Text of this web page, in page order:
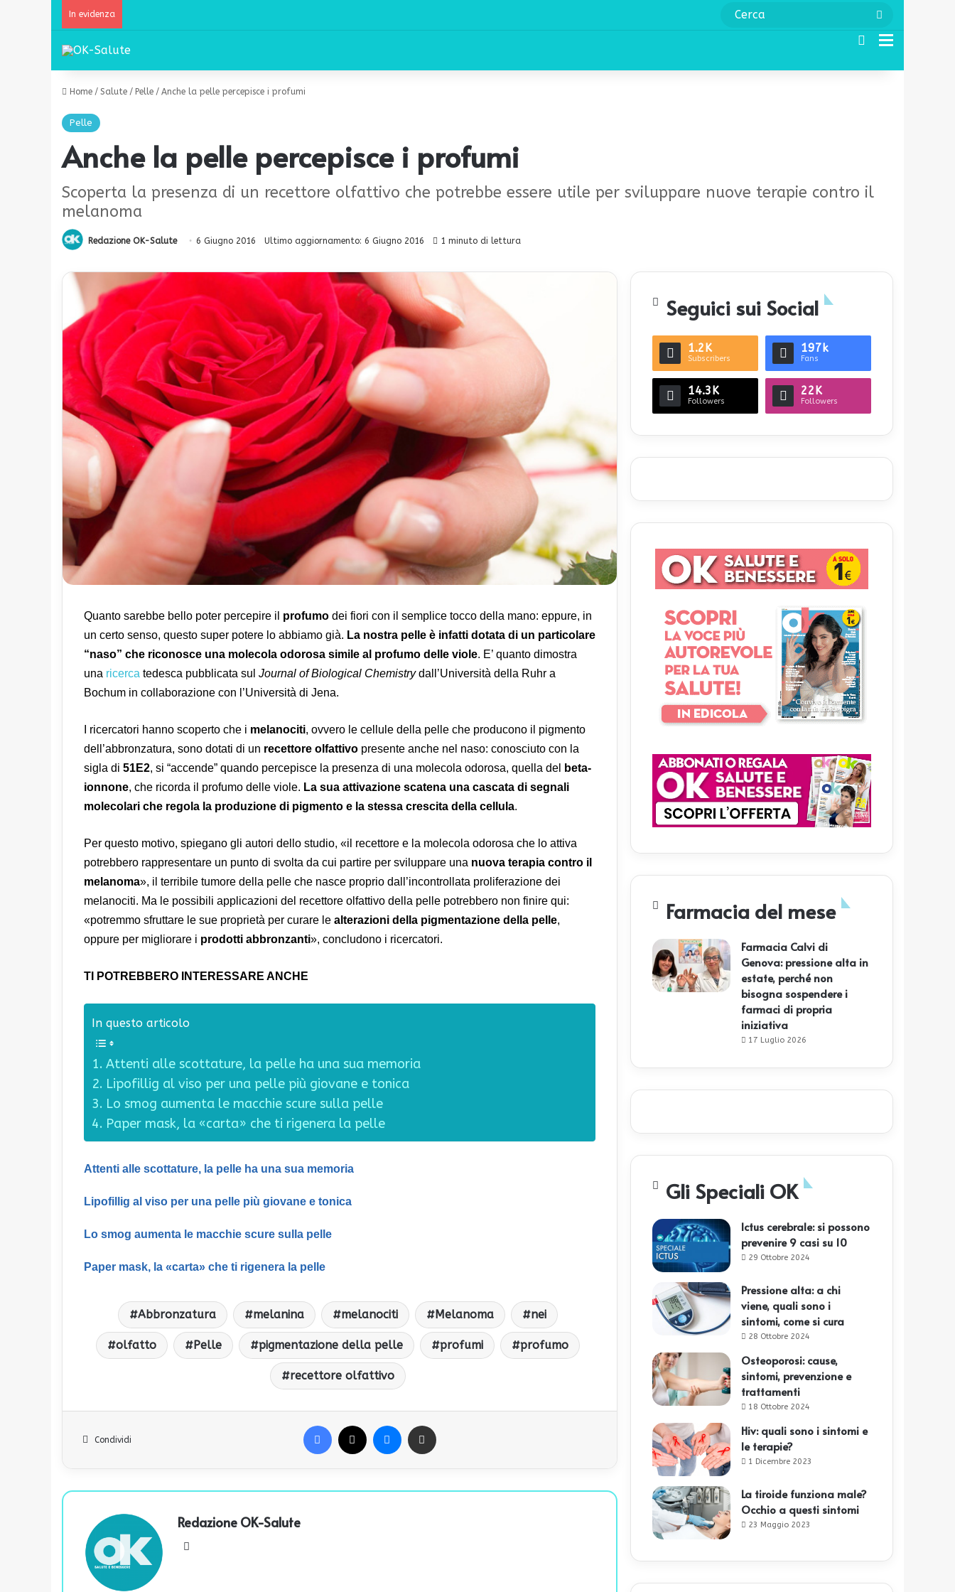
In evidenza
Cerca
Home / Salute / Pelle / Anche la pelle percepisce i profumi
Pelle
Anche la pelle percepisce i profumi
Scoperta la presenza di un recettore olfattivo che potrebbe essere utile per sviluppare nuove terapie contro il
melanoma
Redazione OK-Salute 6 Giugno 2016 Ultimo aggiornamento: 6 Giugno 2016 1 minuto di lettura
Quanto sarebbe bello poter percepire il profumo dei fiori con il semplice tocco della mano: eppure, in
un certo senso, questo super potere lo abbiamo già. La nostra pelle è infatti dotata di un particolare
“naso” che riconosce una molecola odorosa simile al profumo delle viole. E’ quanto dimostra
una ricerca tedesca pubblicata sul Journal of Biological Chemistrydall’Università della Ruhr a
Bochum in collaborazione con l’Università di Jena.
I ricercatori hanno scoperto che i melanociti, ovvero le cellule della pelle che producono il pigmento
dell’abbronzatura, sono dotati di un recettore olfattivo presente anche nel naso: conosciuto con la
sigla di 51E2, si “accende” quando percepisce la presenza di una molecola odorosa, quella del
beta-
ionnone, che ricorda il profumo delle viole. La sua attivazione scatena una cascata di segnali
molecolari che regola la produzione di pigmento e la stessa crescita della cellula.
Per questo motivo, spiegano gli autori dello studio, «il recettore e la molecola odorosa che lo attiva
potrebbero rappresentare un punto di svolta da cui partire per sviluppare una nuova terapia contro il
melanoma», il terribile tumore della pelle che nasce proprio dall’incontrollata proliferazione dei
melanociti. Ma le possibili applicazioni del recettore olfattivo della pelle potrebbero non finire qui:
«potremmo sfruttare le sue proprietà per curare le alterazioni della pigmentazione della pelle,
oppure per migliorare i prodotti abbronzanti», concludono i ricercatori.
TI POTREBBERO INTERESSARE ANCHE
In questo articolo
Attenti alle scottature, la pelle ha una sua memoria
Lipofillig al viso per una pelle più giovane e tonica
Lo smog aumenta le macchie scure sulla pelle
Paper mask, la «carta» che ti rigenera la pelle
Attenti alle scottature, la pelle ha una sua memoria
Lipofillig al viso per una pelle più giovane e tonica
Lo smog aumenta le macchie scure sulla pelle
Paper mask, la «carta» che ti rigenera la pelle
Abbronzatura melanina melanociti Melanoma nei
olfatto Pelle pigmentazione della pelle profumi profumo
recettore olfattivo
Condividi
Redazione OK-Salute
Seguici sui Social
1.2K
Subscribers
197k
Fans
14.3K
Followers
22K
Followers
Farmacia del mese
Farmacia Calvi di
Genova: pressione alta in
estate, perché non
bisogna sospendere i
farmaci di propria
iniziativa
17 Luglio 2026
Gli Speciali OK
Ictus cerebrale: si possono
prevenire 9 casi su 10
29 Ottobre 2024
Pressione alta: a chi
viene, quali sono i
sintomi, come si cura
28 Ottobre 2024
Osteoporosi: cause,
sintomi, prevenzione e
trattamenti
18 Ottobre 2024
Hiv: quali sono i sintomi e
le terapie?
1 Dicembre 2023
La tiroide funziona male?
Occhio a questi sintomi
23 Maggio 2023